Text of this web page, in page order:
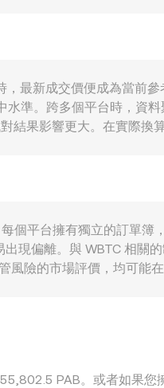
rate 對全球流
、以及巴拿馬或主要交易
大 WBTC/PAB
最新成交價便成為當前
準。跨多個平台時，資
結果影響更大。在實際
種資產的儲備量變化時，
報價。綜合而言，單一
個平台擁有獨立的訂單簿
現偏離。與 WBTC 相關
險的市場評價，均可能
PAB。或者如果